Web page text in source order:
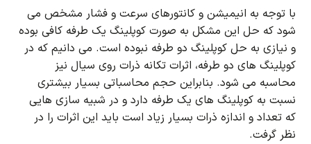
با توجه به انیمیشن و کانتورهای سرعت و فشار مشخص می
شود که حل این مشکل به صورت کوپلینگ یک طرفه کافی بوده
و نیازی به حل کوپلینگ دو طرفه نبوده است. می دانیم که در
کوپلینگ های دو طرفه، اثرات تکانه ذرات روی سیال نیز
محاسبه می شود. بنابراین حجم محاسباتی بسیار بیشتری
نسبت به کوپلینگ های یک طرفه دارد و در شبیه سازی هایی
که تعداد و اندازه ذرات بسیار زیاد است باید این اثرات را در
نظر گرفت.